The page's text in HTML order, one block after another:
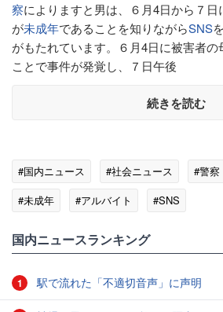
察によりますと男は、６月4日から７
が未成年であることを知りながらSNS
がもたれています。６月4日に被害者の
ことで事件が発覚し、７日午後
続きを読む
#国内ニュース #社会ニュース #警察
#未成年
#アルバイト #SNS
国内ニュースランキング
1 駅で流れた「不適切音声」に声明